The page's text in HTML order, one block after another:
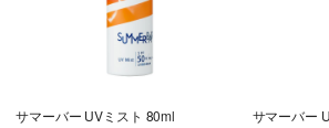
サマーバー UVミスト 80ml サマーバー